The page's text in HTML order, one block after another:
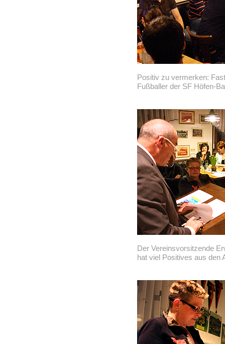
Positiv zu vermerken:
Fußballer der SF Höfen-
Der Vereinsvorsitzende
hat viel Positives aus den